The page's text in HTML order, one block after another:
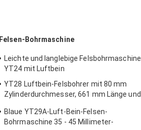
Felsen-Bohrmaschine
Leichte und langlebige Felsbohrmaschine
YT24 mit Luftbein
YT28 Luftbein-Felsbohrer mit 80 mm
Zylinderdurchmesser, 661 mm Länge und
Straßenausbau
Blaue YT29A-Luft-Bein-Felsen-
Bohrmaschine 35 - 45 Millimeter-